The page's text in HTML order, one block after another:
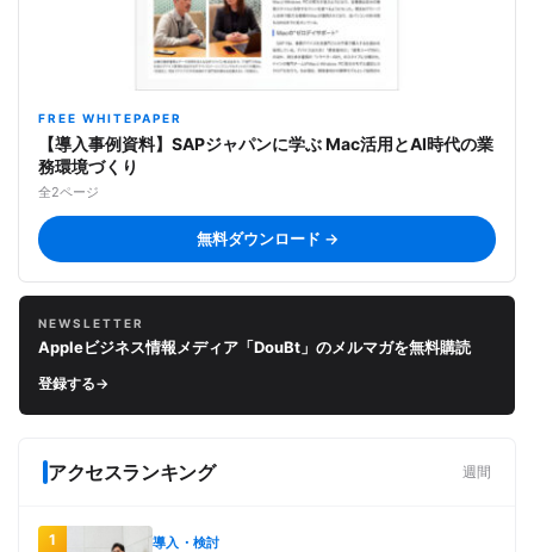
FREE WHITEPAPER
【導入事例資料】SAPジャパンに学ぶ Mac活用とAI時代の業
務環境づくり
全2ページ
無料ダウンロード →
NEWSLETTER
Appleビジネス情報メディア「DouBt」のメルマガを無料購読
登録する→
アクセスランキング 週間
1 導入・検討